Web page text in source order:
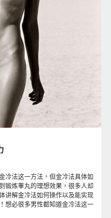
冷法这一方法，但金冷法具体如
锻炼睾丸的理想效果，很多人却
讲解金冷法如何操作以及能实现
想必很多男性都知道金冷法这一